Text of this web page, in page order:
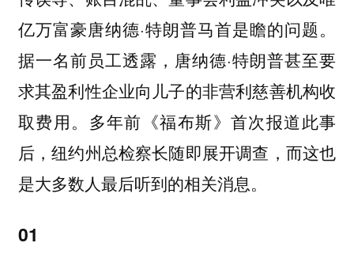
亿万富豪唐纳德·特朗普马首是瞻的问题。
据一名前员工透露，唐纳德·特朗普甚至要
求其盈利性企业向儿子的非营利慈善机构收
取费用。多年前《福布斯》首次报道此事
后，纽约州总检察长随即展开调查，而这也
是大多数人最后听到的相关消息。
01